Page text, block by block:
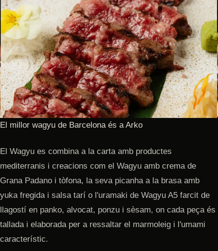
El millor wagyu de Barcelona és a Arko
El Wagyu es combina a la carta amb productes
mediterranis i creacions com el Wagyu amb crema de
Grana Padano i tòfona, la seva picanha a la brasa amb
yuka fregida i salsa tarí o l'uramaki de Wagyu A5 farcit de
llagostí en panko, alvocat, ponzu i sèsam, on cada peça és
tallada i elaborada per a ressaltar el marmoleig i l'umami
característic.